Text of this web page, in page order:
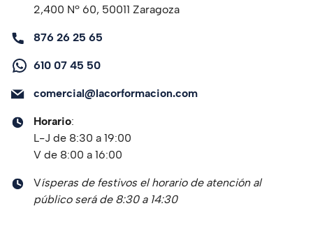
2,400 Nº 60, 50011 Zaragoza
876 26 25 65
610 07 45 50
comercial@lacorformacion.com
Horario:
L-J de 8:30 a 19:00
V de 8:00 a 16:00
Vísperas de festivos el horario de atención al
público será de 8:30 a 14:30